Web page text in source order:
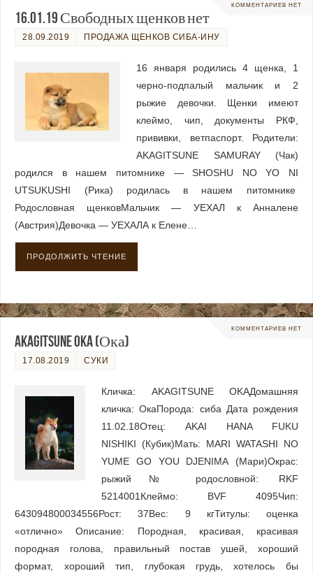
КОММЕНТАРИЕВ НЕТ
16.01.19 Свободных щенков нет
28.09.2019 ПРОДАЖА ЩЕНКОВ СИБА-ИНУ
16 января родились 4 щенка, 1
черно-подпалый мальчик и 2
рыжие девочки. Щенки имеют
клеймо, чип, документы РКФ,
прививки, ветпаспорт. Родители:
AKAGITSUNE SAMURAY (Чак)
родился в нашем питомнике — SHOSHU NO YO NI
UTSUKUSHI (Рика) родилась в нашем питомнике
Родословная щенковМальчик — УЕХАЛ к Анналене
(Австрия)Девочка — УЕХАЛА к Елене…
ПРОДОЛЖИТЬ ЧТЕНИЕ
КОММЕНТАРИЕВ НЕТ
AKAGITSUNE OKA (Ока)
17.08.2019 СУКИ
Кличка: AKAGITSUNE OKAДомашняя
кличка: ОкаПорода: сиба Дата рождения
11.02.18Отец: AKAI HANA FUKU
NISHIKI (Кубик)Мать: MARI WATASHI NO
YUME GO YOU DJENIMA (Мари)Окрас:
рыжий№ родословной: RKF
5214001Клеймо: BVF 4095Чип:
643094800034556Рост: 37Вес: 9 кгТитулы: оценка
«отлично» Описание: Породная, красивая, красивая
породная голова, правильный постав ушей, хороший
формат, хороший тип, глубокая грудь, хотелось бы